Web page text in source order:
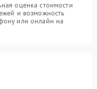
оценка стоимости
и возможность
или онлайн на